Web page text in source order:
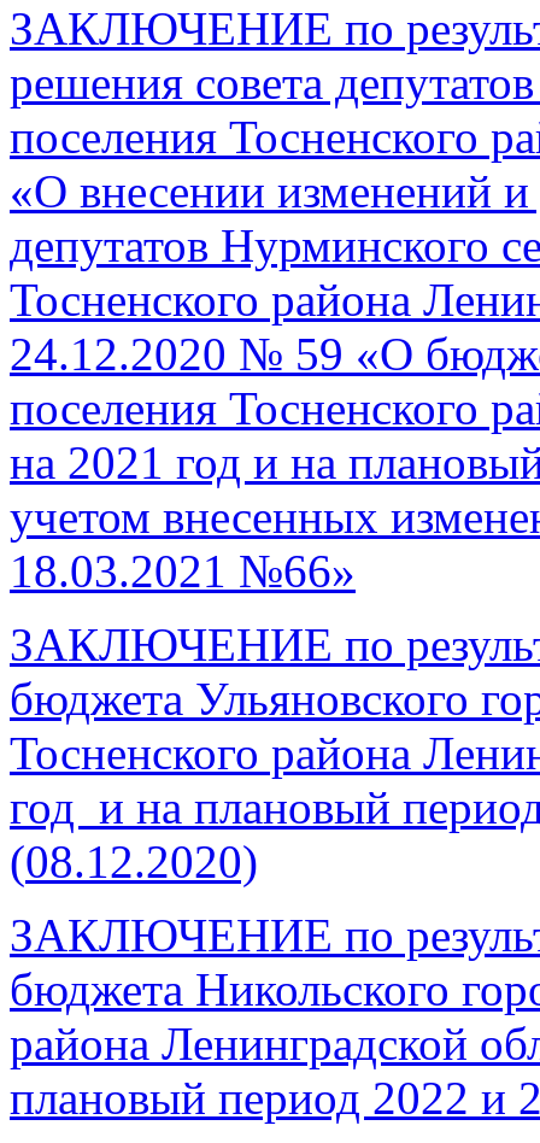
ЗАКЛЮЧЕНИЕ по
решения совета
поселения Тосненского
«О внесении изменений
депутатов Нурминского
Тосненского района
24.12.2020 № 59 «О
поселения Тосненского
на 2021 год и на
учетом внесенных
18.03.2021 №66»
ЗАКЛЮЧЕНИЕ по
бюджета Ульяновского
Тосненского района
год и на плановый
(08.12.2020)
ЗАКЛЮЧЕНИЕ по
бюджета Никольского
района Ленинградской
плановый период 2022 и